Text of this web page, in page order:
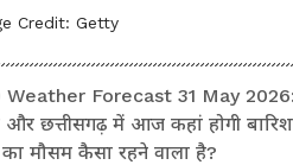
Credit: Getty
Weather Forecast 31 May
और छत्तीसगढ़ में आज कहां होगी
मौसम कैसा रहने वाला है?